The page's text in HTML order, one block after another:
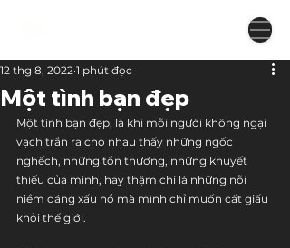
Một tình bạn đẹp
12 thg 8, 2022 1 phút đọc
Một tình bạn đẹp, là khi mỗi người không ngại
vạch trần ra cho nhau thấy những ngốc
nghếch, những tổn thương, những khuyết
thiếu của mình, hay thậm chí là những nỗi
niềm đáng xấu hổ mà mình chỉ muốn cất giấu
khỏi thế giới.